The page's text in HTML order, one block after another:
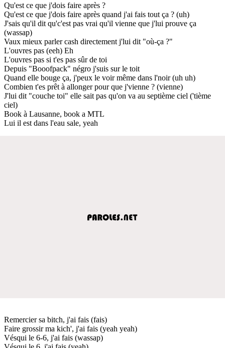
Qu'est ce que j'dois faire après ?
Qu'est ce que j'dois faire après quand j'ai fais tout ça ? (uh)
J'sais qu'il dit qu'c'est pas vrai qu'il vienne que j'lui prouve ça
(wassap)
Vaux mieux parler cash directement j'lui dit "où-ça ?"
L'ouvres pas (eeh) Eh
L'ouvres pas si t'es pas sûr de toi
Depuis "Booofpack" négro j'suis sur le toit
Quand elle bouge ça, j'peux le voir même dans l'noir (uh uh)
Combien t'es prêt à allonger pour que j'vienne ? (vienne)
J'lui dit "couche toi" elle sait pas qu'on va au septième ciel ('tième
ciel)
Book à Lausanne, book a MTL
Lui il est dans l'eau sale, yeah
Remercier sa bitch, j'ai fais (fais)
Faire grossir ma kich', j'ai fais (yeah yeah)
Vésqui le 6-6, j'ai fais (wassap)